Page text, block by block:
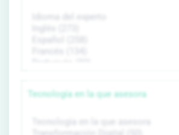
Tecnología en la que asesora